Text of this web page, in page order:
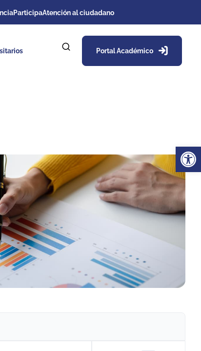
ParticipaAtención al ciudadano
Portal Académico